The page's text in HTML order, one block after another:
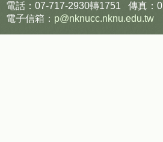
電話：07-717-2930轉1751 傳真：
電子信箱： p@nknucc.nknu.edu.tw